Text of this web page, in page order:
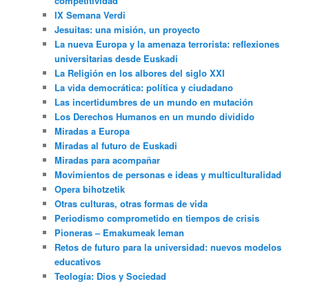
IX Semana Verdi
Jesuitas: una misión, un proyecto
La nueva Europa y la amenaza terrorista: reflexiones
universitarias desde Euskadi
La Religión en los albores del siglo XXI
La vida democrática: política y ciudadano
Las incertidumbres de un mundo en mutación
Los Derechos Humanos en un mundo dividido
Miradas a Europa
Miradas al futuro de Euskadi
Miradas para acompañar
Movimientos de personas e ideas y multiculturalidad
Opera bihotzetik
Otras culturas, otras formas de vida
Periodismo comprometido en tiempos de crisis
Pioneras – Emakumeak leman
Retos de futuro para la universidad: nuevos modelos
educativos
Teología: Dios y Sociedad